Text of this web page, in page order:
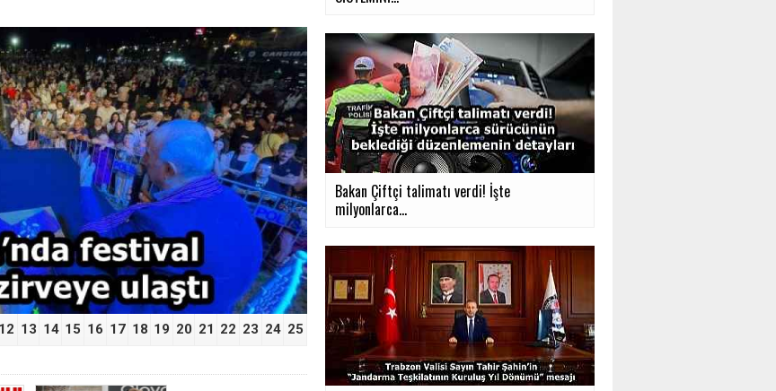
12 13 14 15 16 17 18 19 20 21 22 23 24 25
› Bakan Çiftçi talimatı verdi! İşte
milyonlarca...